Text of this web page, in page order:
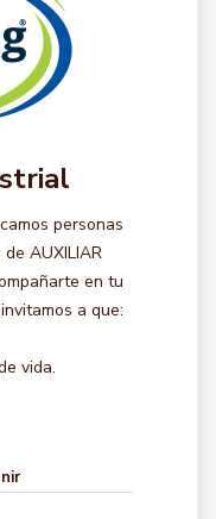
personas
AUXILIAR
en tu
a que:
vida.